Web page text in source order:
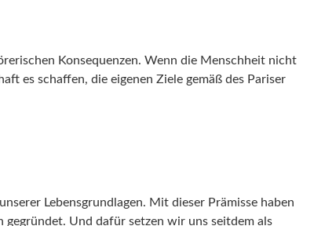
Konsequenzen. Wenn die Menschheit nicht
es schaffen, die eigenen Ziele gemäß des Pariser
Lebensgrundlagen. Mit dieser Prämisse haben
Und dafür setzen wir uns seitdem als